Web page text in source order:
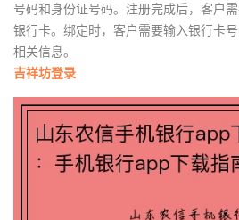
号码和身份证号码。注册完成后，客户
银行卡。绑定时，客户需要输入银行卡
相关信息。
吉祥坊登录